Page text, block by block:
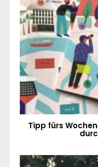
Tipp fürs